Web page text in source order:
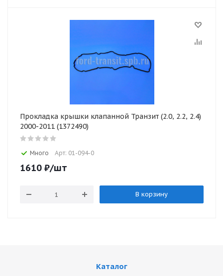
Прокладка крышки клапанной Транзит (2.0, 2.2, 2.4)
2000-2011 (1372490)
Много Арт: 01-094-0
1610 ₽/шт
В корзину
Каталог